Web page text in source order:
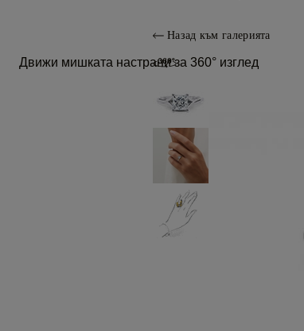
Назад към галерията
Движи мишката настрани за 360° изглед